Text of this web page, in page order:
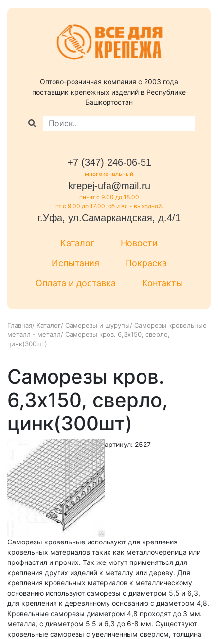
Оптово-розничная компания c 2003 года
поставщик крепежных изделий в Республике
Башкортостан
+7 (347) 246-06-51
многоканальный
krepej-ufa@mail.ru
пн-чт с 9.00 до 18.00
пт с 9.00 до 17.00, сб и вс - выходной.
г.Уфа, ул.Самаркандская, д.4/1
Каталог
Новости
Испытания
Покраска
Оплата и доставка
Контакты
Главная/ Каталог/ Саморезы и шурупы/ Саморезы кровельные
металл - металл/ Саморезы кров. 6,3х150, сверло,
цинк(300шт)
Саморезы кров.
6,3х150, сверло,
цинк(300шт)
артикул: 2527
Саморезы кровельные используют для крепления
кровельных материалов таких как металлочерепица или
профнастил и прочих. Так же могут применяться для
крепления других изделий к металлу или дереву. Для
крепления кровельных материалов к металлическому
основанию используют саморезы с диаметром 5,5 и 6,3,
для крепления к деревянному основанию с диаметром 4,8.
Кровельные саморезы диаметром 4,8 проходят до 3 мм.
металла, с диаметром 5,5 и 6,3 до 6-8 мм. Существуют
кровельные саморезы с увеличенным сверлом, толщина